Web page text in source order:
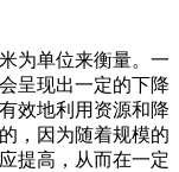
为单位来衡量。一
呈现出一定的下降
效地利用资源和降
，因为随着规模的
提高，从而在一定